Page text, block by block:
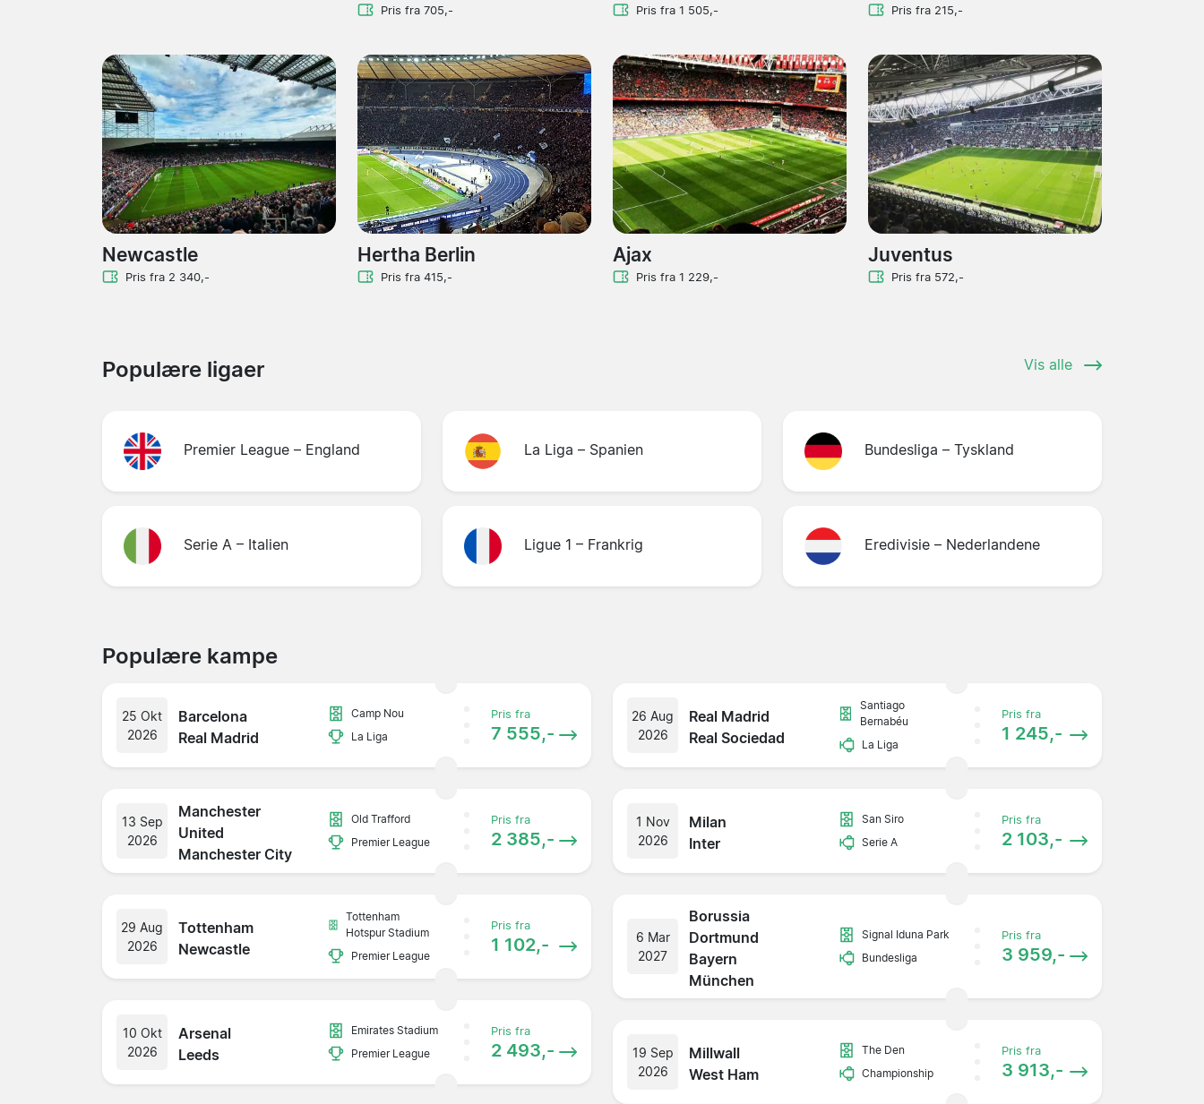
Pris fra 705,- Pris fra 1 505,- Pris fra 215,-
Newcastle
Pris fra 2 340,-
Hertha Berlin
Pris fra 415,-
Ajax
Pris fra 1 229,-
Juventus
Pris fra 572,-
Populære ligaer Vis alle
Premier League – England La Liga – Spanien Bundesliga – Tyskland
Serie A – Italien Ligue 1 – Frankrig Eredivisie – Nederlandene
Populære kampe
25 Okt
2026
Barcelona
Real Madrid
Camp Nou
La Liga
Pris fra
7 555,-
13 Sep
2026
Manchester
United
Manchester City
Old Trafford
Premier League
Pris fra
2 385,-
29 Aug
2026
Tottenham
Newcastle
Tottenham
Hotspur Stadium
Premier League
Pris fra
1 102,-
10 Okt
2026
Arsenal
Leeds
Emirates Stadium
Premier League
Pris fra
2 493,-
26 Aug
2026
Real Madrid
Real Sociedad
Santiago
Bernabéu
La Liga
Pris fra
1 245,-
1 Nov
2026
Milan
Inter
San Siro
Serie A
Pris fra
2 103,-
6 Mar
2027
Borussia
Dortmund
Bayern
München
Signal Iduna Park
Bundesliga
Pris fra
3 959,-
19 Sep
2026
Millwall
West Ham
The Den
Championship
Pris fra
3 913,-